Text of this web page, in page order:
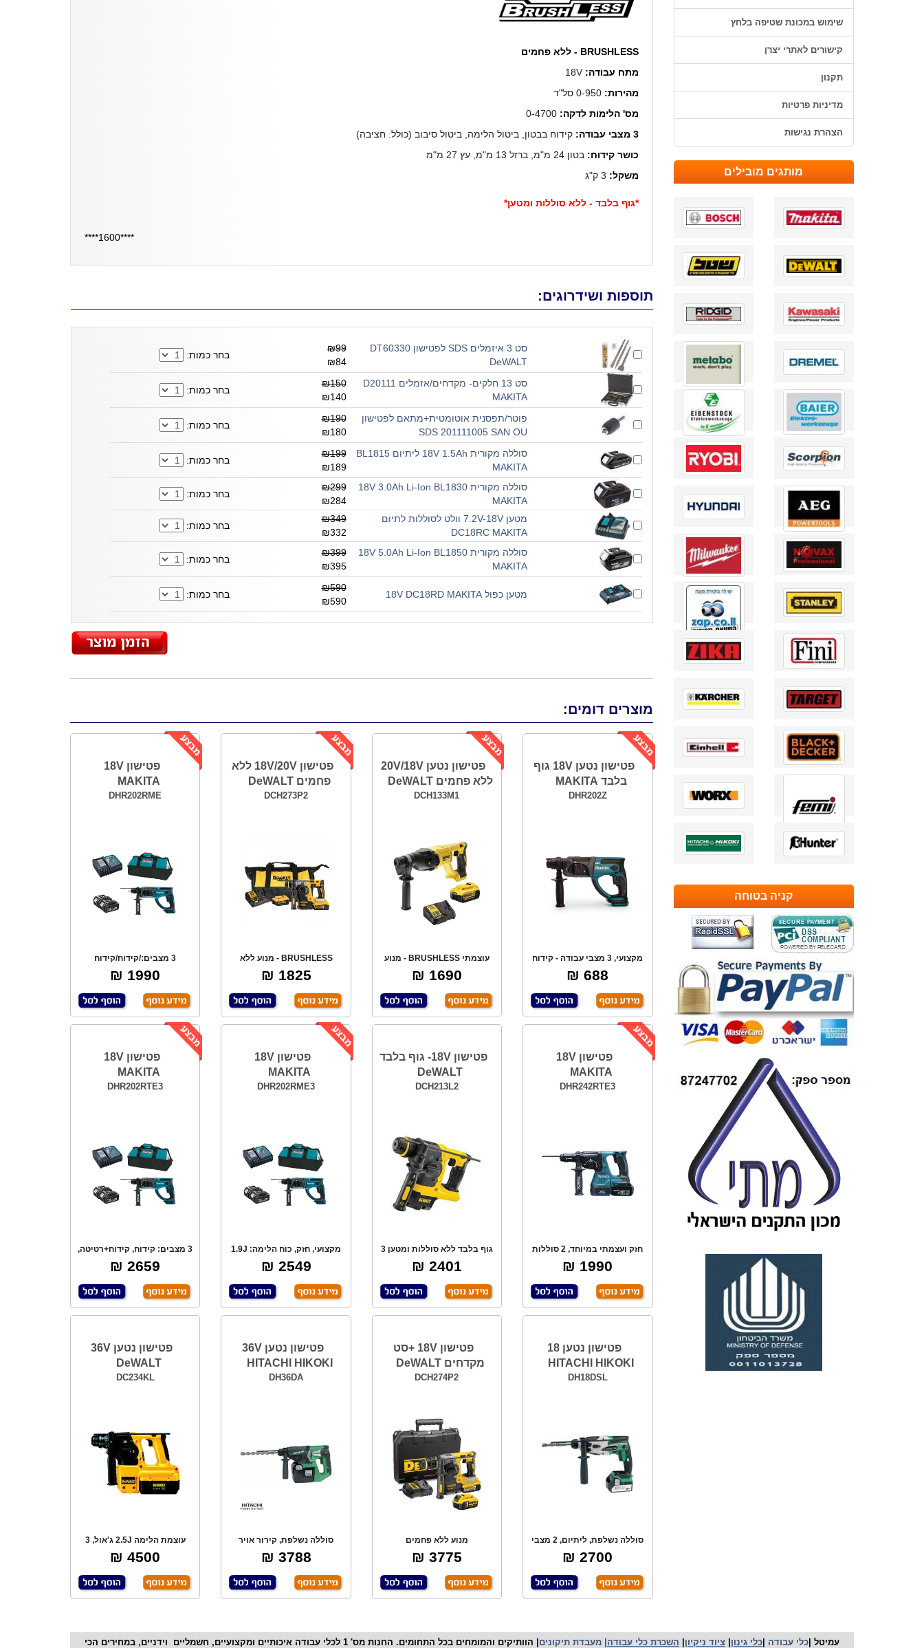
BRUSHLESS - ללא פחמים
מתח עבודה:18V
מהירות:0-950 סל"ד
מס' הלימות לדקה:0-4700
3 מצבי עבודה:
קידוח בבטון, ביטול הלימה, ביטול סיבוב (כולל: חציבה)
כושר קידוח:בטון 24 מ"מ, ברזל 13 מ"מ, עץ 27 מ"מ
משקל: 3 ק"ג
*גוף בלבד - ללא סוללות ומטען*
****1600****
תוספות ושידרוגים:
סט 3 איזמלים SDS לפטישון DT60330
DeWALT
₪99
₪84
בחר כמות:
סט 13 חלקים- מקדחים/אזמלים D20111
MAKITA
₪150
₪140
בחר כמות:
פוטר/תפסנית אוטומטית+מתאם לפטישון
SDS 201111005 SAN OU
₪190
₪180
בחר כמות:
סוללה מקורית 18V 1.5Ah ליתיום BL1815
MAKITA
₪199
₪189
בחר כמות:
סוללה מקורית 18V 3.0Ah Li-Ion BL1830
MAKITA
₪299
₪284
בחר כמות:
מטען 7.2V-18V וולט לסוללות לתיום
DC18RC MAKITA
₪349
בחר כמות:
סוללה מקורית 18V 5.0Ah Li-Ion BL1850
MAKITA
₪399
₪395
בחר כמות:
מטען כפול 18V DC18RD MAKITA
₪590
₪590
בחר כמות:
מוצרים דומים:
פטישון נטען 18V גוף
בלבד MAKITA
DHR202Z
מקצועי, 3 מצבי עבודה - קידוח
בטון, ביטול
688 ₪
פטישון נטען 20V/18V
ללא פחמים DeWALT
DCH133M1
עוצמתי BRUSHLESS - מנוע
ללא פחמים -מונע
1690 ₪
פטישון 18V/20V ללא
פחמים DeWALT
DCH273P2
BRUSHLESS - מנוע ללא
פחמים. חזק ומקצועי.
1825 ₪
פטישון 18V
MAKITA
DHR202RME
3 מצבים:/קידוח/קידוח
+רטיטה/פטיש, כוח ה
1990 ₪
פטישון 18V
MAKITA
DHR242RTE3
חזק ועצמתי במיוחד, 2 סוללות
5.0 אמפר, לל
1990 ₪
פטישון 18V- גוף בלבד
DeWALT
DCH213L2
גוף בלבד ללא סוללות ומטען 3
מצבי עבודה
2401 ₪
פטישון 18V
MAKITA
DHR202RME3
מקצועי, חזק, כוח הלימה: 1.9J
ג'אול, 3 מצ
2549 ₪
פטישון 18V
MAKITA
DHR202RTE3
3 מצבים: קידוח, קידוח+רטיטה,
פטיש,כוח הל
2659 ₪
פטישון נטען 18
HITACHI HIKOKI
DH18DSL
סוללה נשלפת, ליתיום, 2 מצבי
עבודה לחיסכו
2700 ₪
פטישון 18V +סט
מקדחים DeWALT
DCH274P2
מנוע ללא פחמים
BRUSHLESS מקצועי, איכותי
3775 ₪
פטישון נטען 36V
HITACHI HIKOKI
DH36DA
סוללה נשלפת, קירור אויר
לסוללות, אלקטרונ
3788 ₪
פטישון נטען 36V
DeWALT
DC234KL
עוצמת הלימה 2.5J ג'אול, 3
מצבי עבודה, מה
4500 ₪
שימוש במכונת שטיפה בלחץ
קישורים לאתרי יצרן
תקנון
מדיניות פרטיות
הצהרת נגישות
מותגים מובילים
קניה בטוחה
עמיטל | כלי עבודה כלי גינון ציוד ניקיון השכרת כלי עבודה מעבדת תיקונים | הוותיקים והמומחים בכל התחומים. החנות מס' 1 לכלי עבודה איכותיים ומקצועיים, חשמליים וידניים, במחירים הכי